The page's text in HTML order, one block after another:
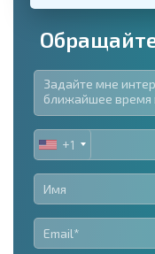
UNITED
STATES
+1
+1